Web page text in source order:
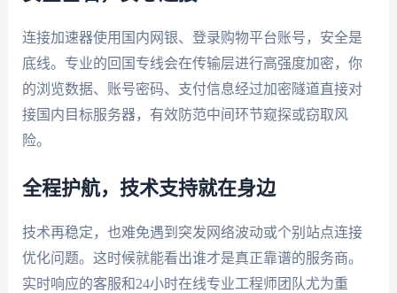
连接加速器使用国内网银、登录购物平台账号，安全是
底线。专业的回国专线会在传输层进行高强度加密，你
的浏览数据、账号密码、支付信息经过加密隧道直接对
接国内目标服务器，有效防范中间环节窥探或窃取风
险。
全程护航，技术支持就在身边
技术再稳定，也难免遇到突发网络波动或个别站点连接
优化问题。这时候就能看出谁才是真正靠谱的服务商。
实时响应的客服和24小时在线专业工程师团队尤为重